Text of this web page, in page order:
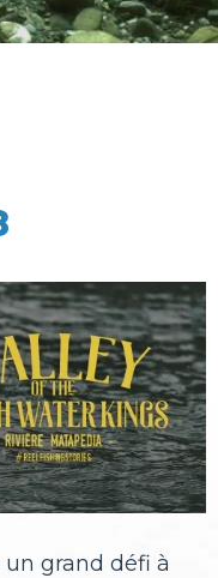
grand défi à